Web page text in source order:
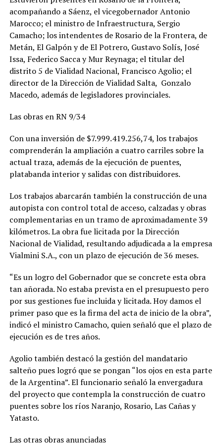
acompañando a Sáenz, el vicegobernador Antonio
Marocco; el ministro de Infraestructura, Sergio
Camacho; los intendentes de Rosario de la Frontera, de
Metán, El Galpón y de El Potrero, Gustavo Solís, José
Issa, Federico Sacca y Mur Reynaga; el titular del
distrito 5 de Vialidad Nacional, Francisco Agolio; el
director de la Dirección de Vialidad Salta, Gonzalo
Macedo, además de legisladores provinciales.
Las obras en RN 9/34
Con una inversión de $7.999.419.256,74, los trabajos
comprenderán la ampliación a cuatro carriles sobre la
actual traza, además de la ejecución de puentes,
platabanda interior y salidas con distribuidores.
Los trabajos abarcarán también la construcción de una
autopista con control total de acceso, calzadas y obras
complementarias en un tramo de aproximadamente 39
kilómetros. La obra fue licitada por la Dirección
Nacional de Vialidad, resultando adjudicada a la empresa
Vialmini S.A., con un plazo de ejecución de 36 meses.
“Es un logro del Gobernador que se concrete esta obra
tan añorada. No estaba prevista en el presupuesto pero
por sus gestiones fue incluida y licitada. Hoy damos el
primer paso que es la firma del acta de inicio de la obra”,
indicó el ministro Camacho, quien señaló que el plazo de
ejecución es de tres años.
Agolio también destacó la gestión del mandatario
salteño pues logró que se pongan “los ojos en esta parte
de la Argentina”. El funcionario señaló la envergadura
del proyecto que contempla la construcción de cuatro
puentes sobre los ríos Naranjo, Rosario, Las Cañas y
Yatasto.
Las otras obras anunciadas